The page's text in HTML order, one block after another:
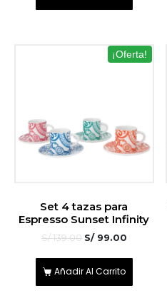
¡Oferta!
Set 4 tazas para
Espresso Sunset Infinity
S/139.00 S/99.00
Añadir Al Carrito